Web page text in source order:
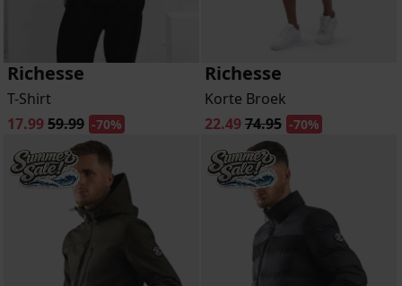
Richesse
T-Shirt
17.9959.99 -70%
Richesse
Korte Broek
22.4974.95 -70%